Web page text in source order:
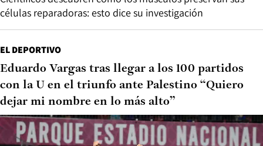
células reparadoras: esto dice su investigación
EL DEPORTIVO
Eduardo Vargas tras llegar a los 100 partidos
con la U en el triunfo ante Palestino “Quiero
dejar mi nombre en lo más alto”